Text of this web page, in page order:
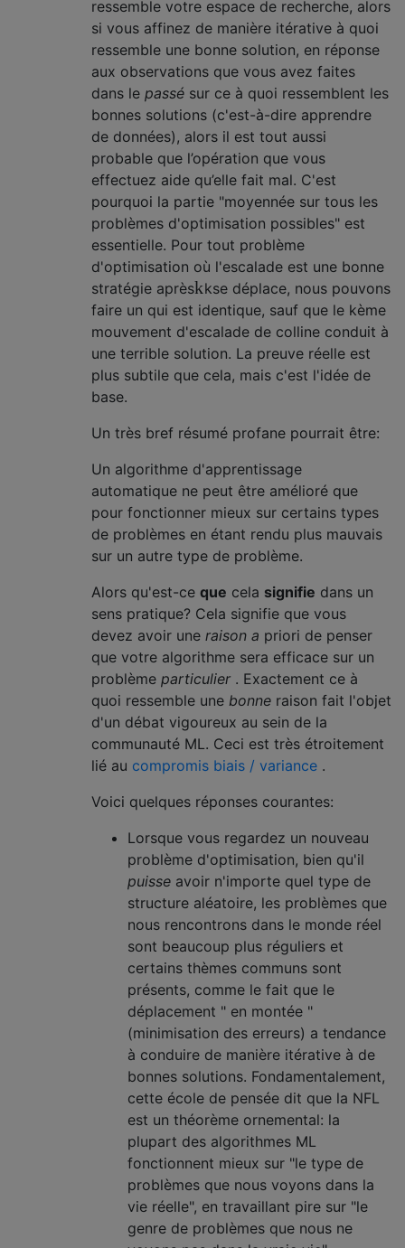
ressemble votre espace de recherche, alors
si vous affinez de manière itérative à quoi
ressemble une bonne solution, en réponse
aux observations que vous avez faites
dans le passé sur ce à quoi ressemblent les
bonnes solutions (c'est-à-dire apprendre
de données), alors il est tout aussi
probable que l’opération que vous
effectuez aide qu’elle fait mal. C'est
pourquoi la partie "moyennée sur tous les
problèmes d'optimisation possibles" est
essentielle. Pour tout problème
d'optimisation où l'escalade est une bonne
stratégie aprèskkse déplace, nous pouvons
faire un qui est identique, sauf que le kème
mouvement d'escalade de colline conduit à
une terrible solution. La preuve réelle est
plus subtile que cela, mais c'est l'idée de
base.
Un très bref résumé profane pourrait être:
Un algorithme d'apprentissage
automatique ne peut être amélioré que
pour fonctionner mieux sur certains types
de problèmes en étant rendu plus mauvais
sur un autre type de problème.
Alors qu'est-ce que cela signifie dans un
sens pratique? Cela signifie que vous
devez avoir une raison a priori de penser
que votre algorithme sera efficace sur un
problème particulier . Exactement ce à
quoi ressemble une bonne raison fait l'objet
d'un débat vigoureux au sein de la
communauté ML. Ceci est très étroitement
lié au compromis biais / variance .
Voici quelques réponses courantes:
Lorsque vous regardez un nouveau
problème d'optimisation, bien qu'il
puisse avoir n'importe quel type de
structure aléatoire, les problèmes que
nous rencontrons dans le monde réel
sont beaucoup plus réguliers et
certains thèmes communs sont
présents, comme le fait que le
déplacement " en montée "
(minimisation des erreurs) a tendance
à conduire de manière itérative à de
bonnes solutions. Fondamentalement,
cette école de pensée dit que la NFL
est un théorème ornemental: la
plupart des algorithmes ML
fonctionnent mieux sur "le type de
problèmes que nous voyons dans la
vie réelle", en travaillant pire sur "le
genre de problèmes que nous ne